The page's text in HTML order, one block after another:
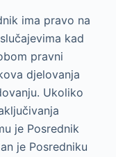
ima pravo na
kad
pravni
djelovanja
Ukoliko
je Posrednik
je Posredniku